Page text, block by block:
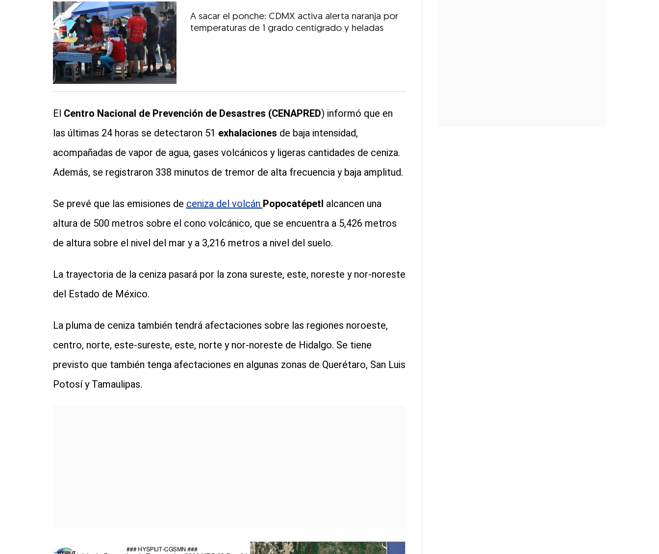
A sacar el ponche: CDMX activa alerta naranja por
temperaturas de 1 grado centígrado y heladas
El Centro Nacional de Prevención de Desastres (CENAPRED) informó que en
las últimas 24 horas se detectaron 51 exhalaciones de baja intensidad,
acompañadas de vapor de agua, gases volcánicos y ligeras cantidades de ceniza.
Además, se registraron 338 minutos de tremor de alta frecuencia y baja amplitud.
Se prevé que las emisiones de ceniza del volcán Popocatépetl alcancen una
altura de 500 metros sobre el cono volcánico, que se encuentra a 5,426 metros
de altura sobre el nivel del mar y a 3,216 metros a nivel del suelo.
La trayectoria de la ceniza pasará por la zona sureste, este, noreste y nor-noreste
del Estado de México.
La pluma de ceniza también tendrá afectaciones sobre las regiones noroeste,
centro, norte, este-sureste, este, norte y nor-noreste de Hidalgo. Se tiene
previsto que también tenga afectaciones en algunas zonas de Querétaro, San Luis
Potosí y Tamaulipas.